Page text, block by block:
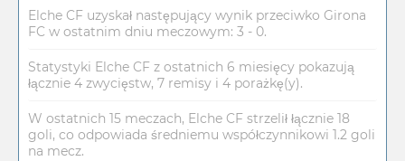
Elche CF uzyskał następujący wynik przeciwko Girona
FC w ostatnim dniu meczowym: 3 - 0.
Statystyki Elche CF z ostatnich 6 miesięcy pokazują
łącznie 4 zwycięstw, 7 remisy i 4 porażkę(y).
W ostatnich 15 meczach, Elche CF strzelił łącznie 18
goli, co odpowiada średniemu współczynnikowi 1.2 goli
na mecz.